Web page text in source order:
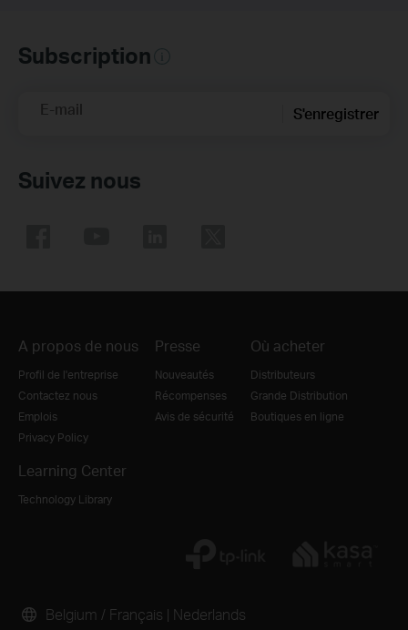
Subscription
E-mail S'enregistrer
Suivez nous
A propos de nous
Profil de l'entreprise
Contactez nous
Emplois
Privacy Policy
Presse
Nouveautés
Récompenses
Avis de sécurité
Où acheter
Distributeurs
Grande Distribution
Boutiques en ligne
Learning Center
Technology Library
Belgium / Français | Nederlands